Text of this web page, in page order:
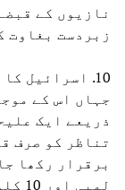
نازیوں کے
زبردست بغاوت
10. اسرائیل
جہاں اس کے
ذریعے ایک
تناظر کو صرف